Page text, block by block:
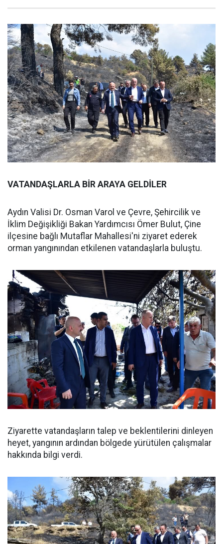
VATANDAŞLARLA BİR ARAYA GELDİLER
Aydın Valisi Dr. Osman Varol ve Çevre, Şehircilik ve
İklim Değişikliği Bakan Yardımcısı Ömer Bulut, Çine
ilçesine bağlı Mutaflar Mahallesi'ni ziyaret ederek
orman yangınından etkilenen vatandaşlarla buluştu.
Ziyarette vatandaşların talep ve beklentilerini dinleyen
heyet, yangının ardından bölgede yürütülen çalışmalar
hakkında bilgi verdi.